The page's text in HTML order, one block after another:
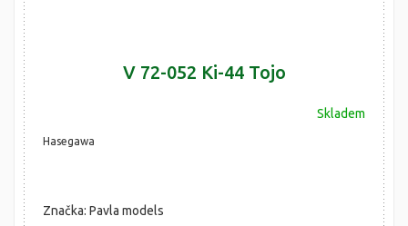
V 72-052 Ki-44 Tojo
Skladem
Hasegawa
Značka: Pavla models